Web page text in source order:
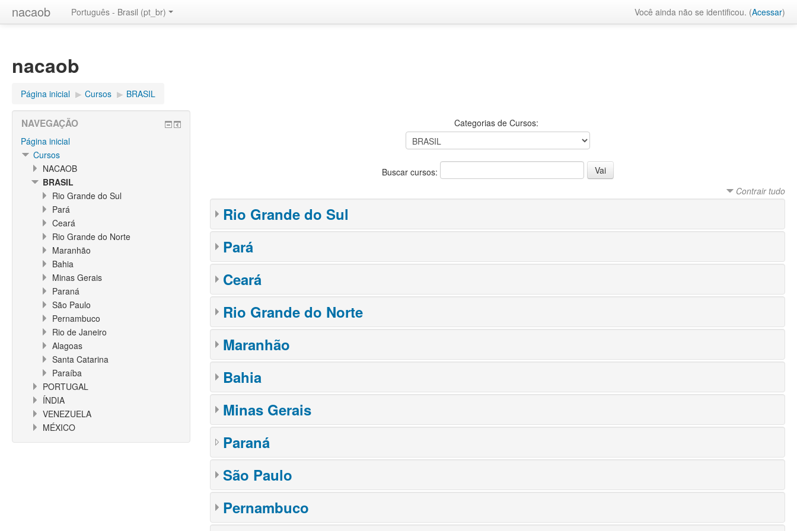
nacaob Você ainda não se identificou. (Acessar)
Português - Brasil (pt_br)
nacaob
Página inicial ▶︎ Cursos ▶︎ BRASIL
Categorias de Cursos:
Buscar cursos:
Contrair tudo
Rio Grande do Sul
Pará
Ceará
Rio Grande do Norte
Maranhão
Bahia
Minas Gerais
Paraná
São Paulo
Pernambuco
NAVEGAÇÃO
Página inicial
Cursos
NACAOB
BRASIL
Rio Grande do Sul
Pará
Ceará
Rio Grande do Norte
Maranhão
Bahia
Minas Gerais
Paraná
São Paulo
Pernambuco
Rio de Janeiro
Alagoas
Santa Catarina
Paraíba
PORTUGAL
ÍNDIA
VENEZUELA
MÉXICO